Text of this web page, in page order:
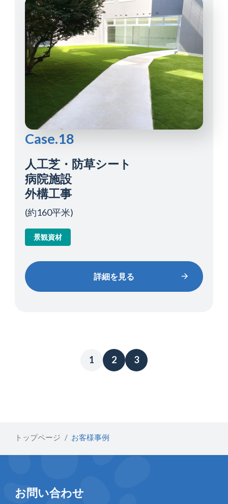
Case.18
人工芝・防草シート
病院施設
外構工事
(約160平米)
景観資材
詳細を見る
詳細を見る
1 2 3
トップページ お客様事例
お問い合わせ